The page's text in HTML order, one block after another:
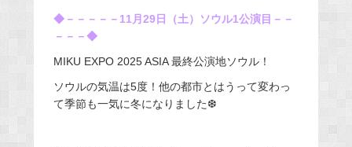
◆－－－－－11月29日（土）ソウル1公演目－－
－－－◆
MIKU EXPO 2025 ASIA 最終公演地ソウル！
ソウルの気温は5度！他の都市とはうって変わっ
て季節も一気に冬になりました❆